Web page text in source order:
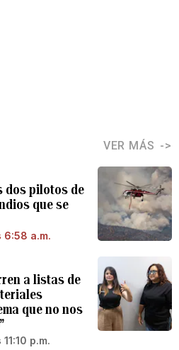
VER MÁS
dos pilotos de
que se
6:58 a.m.
a listas de
que no nos
p.m.